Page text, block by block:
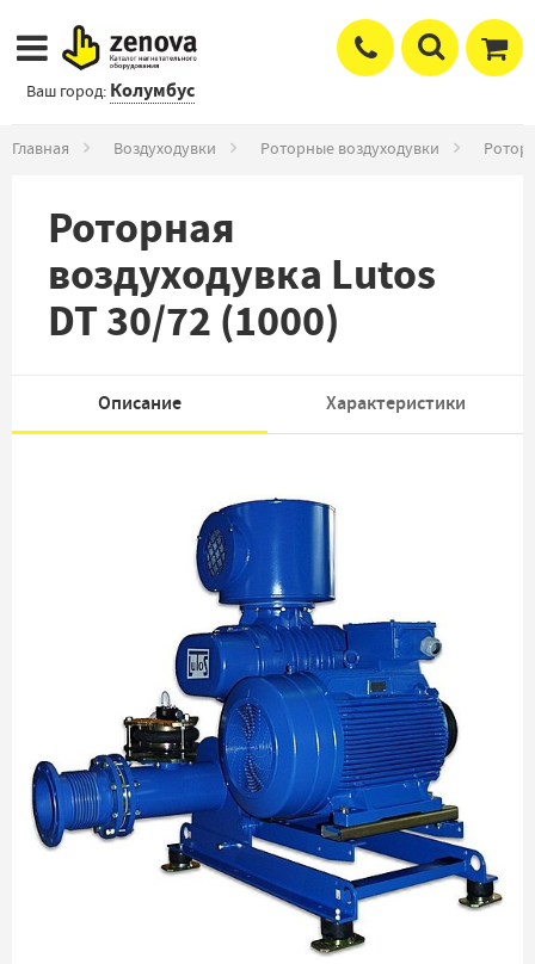
Ваш город: Колумбус
Главная Воздуходувки Роторные воздуходувки
Роторная
воздуходувка Lutos
DT 30/72 (1000)
Описание Характеристики